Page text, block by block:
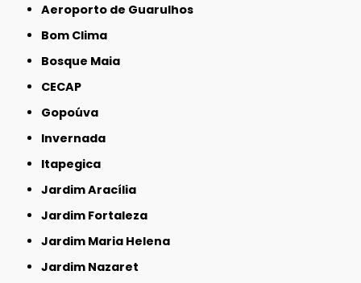
Aeroporto de Guarulhos
Bom Clima
Bosque Maia
CECAP
Gopoúva
Invernada
Itapegica
Jardim Aracília
Jardim Fortaleza
Jardim Maria Helena
Jardim Nazaret